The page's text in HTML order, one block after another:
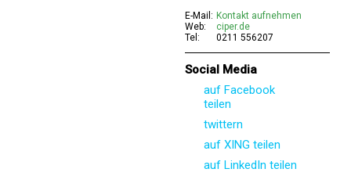
E-Mail: Kontakt aufnehmen
Web:
ciper.de
Tel:
0211 556207
Social Media
auf Facebook
teilen
twittern
auf XING teilen
auf LinkedIn teilen